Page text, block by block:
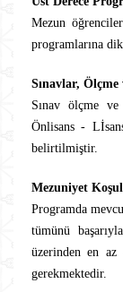
Mezun
programlarına
Sınavlar,
Sınav ölçme
Önlisans -
belirtilmiştir.
Mezuniyet
Programda
tümünü
üzerinden en az
gerekmektedir.